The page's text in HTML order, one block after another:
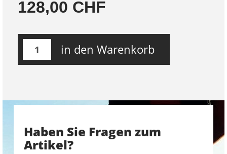
128,00 CHF
in den Warenkorb
Haben Sie Fragen zum
Artikel?